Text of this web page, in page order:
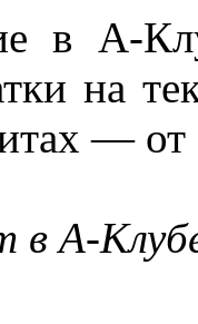
в A-
на
—
А-